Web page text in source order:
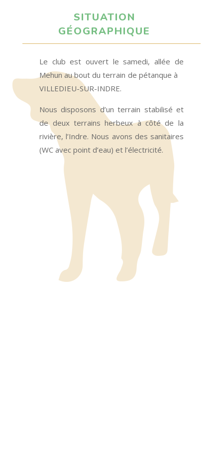
SITUATION
GÉOGRAPHIQUE
Le club est ouvert le samedi, allée de
Mehun au bout du terrain de pétanque à
VILLEDIEU-SUR-INDRE.
Nous disposons d’un terrain stabilisé et
de deux terrains herbeux à côté de la
rivière, l’Indre. Nous avons des sanitaires
(WC avec point d’eau) et l’électricité.